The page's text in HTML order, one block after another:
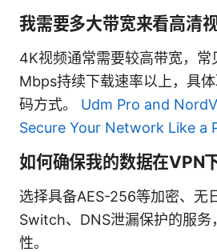
我需要多大带宽来看高清视
4K视频通常需要较高带宽，常
Mbps持续下载速率以上，具
码方式。 Udm Pro and
Secure Your Network Like a
如何确保我的数据在VPN
选择具备AES-256等加密、无
Switch、DNS泄漏保护的服务
性。